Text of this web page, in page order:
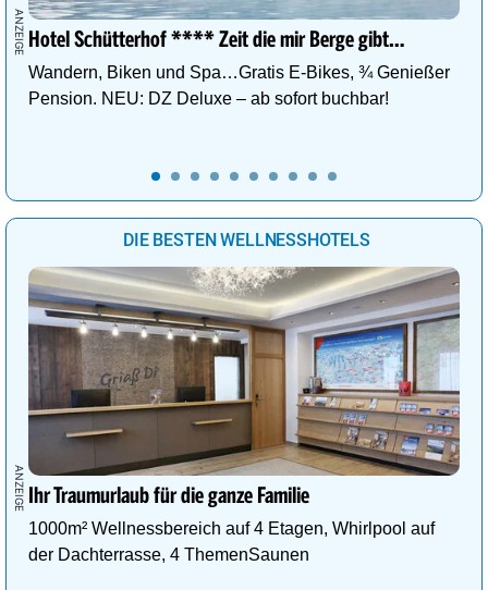
Hotel Schütterhof **** Zeit die mir Berge gibt…
Wandern, Biken und Spa…Gratis E-Bikes, ¾ Genießer
Pension. NEU: DZ Deluxe – ab sofort buchbar!
DIE BESTEN WELLNESSHOTELS
Ihr Traumurlaub für die ganze Familie
1000m² Wellnessbereich auf 4 Etagen, Whirlpool auf
der Dachterrasse, 4 ThemenSaunen